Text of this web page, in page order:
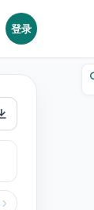
登录